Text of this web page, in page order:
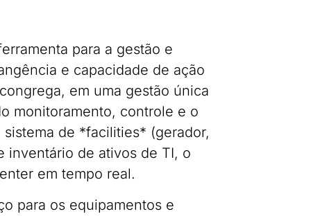
para a gestão e
e capacidade de ação
em uma gestão única
monitoramento, controle e o
de *facilities* (gerador,
inventário de ativos de TI, o
em tempo real.
para os equipamentos e